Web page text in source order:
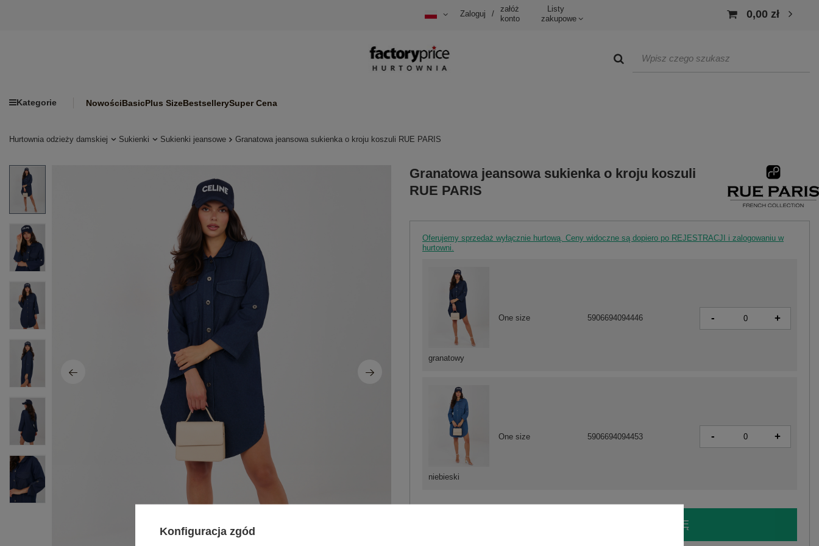
Zaloguj /
załóż
konto
Listy
zakupowe
0,00 zł
Kategorie NowościBasicPlus SizeBestsellerySuper Cena
Hurtownia odzieży damskiej Sukienki Sukienki jeansowe Granatowa jeansowa sukienka o kroju koszuli RUE PARIS
Granatowa jeansowa sukienka o kroju koszuli
RUE PARIS
Oferujemy sprzedaż wyłącznie hurtową. Ceny widoczne są dopiero po REJESTRACJI i zalogowaniu w
hurtowni.
niebieski
One size 5906694094453 - +
granatowy
One size 5906694094446 - +
ZALOGUJ SIĘ I ZOBACZ CENĘ
Konfiguracja zgód